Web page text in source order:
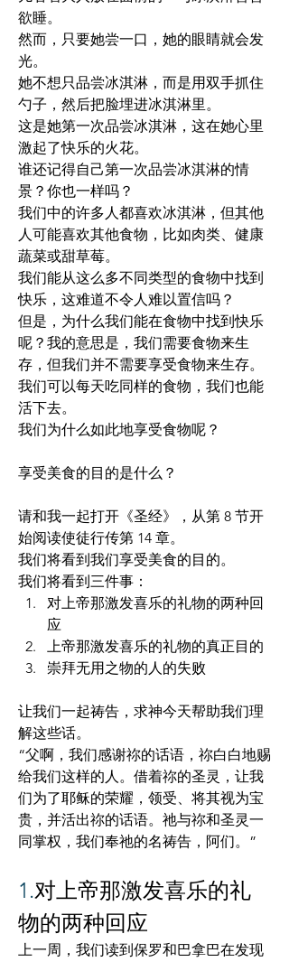
欲睡。
然而，只要她尝一口，她的眼睛就会发
光。
她不想只品尝冰淇淋，而是用双手抓住
勺子，然后把脸埋进冰淇淋里。
这是她第一次品尝冰淇淋，这在她心里
激起了快乐的火花。
谁还记得自己第一次品尝冰淇淋的情
景？你也一样吗？
我们中的许多人都喜欢冰淇淋，但其他
人可能喜欢其他食物，比如肉类、健康
蔬菜或甜草莓。
我们能从这么多不同类型的食物中找到
快乐，这难道不令人难以置信吗？
但是，为什么我们能在食物中找到快乐
呢？我的意思是，我们需要食物来生
存，但我们并不需要享受食物来生存。
我们可以每天吃同样的食物，我们也能
活下去。
我们为什么如此地享受食物呢？
享受美食的目的是什么？
请和我一起打开《圣经》，从第 8 节开
始阅读使徒行传第 14 章。
我们将看到我们享受美食的目的。
我们将看到三件事：
对上帝那激发喜乐的礼物的两种回
应
上帝那激发喜乐的礼物的真正目的
崇拜无用之物的人的失败
让我们一起祷告，求神今天帮助我们理
解这些话。
“父啊，我们感谢祢的话语，祢白白地赐
给我们这样的人。借着祢的圣灵，让我
们为了耶稣的荣耀，领受、将其视为宝
贵，并活出祢的话语。祂与祢和圣灵一
同掌权，我们奉祂的名祷告，阿们。”
1.对上帝那激发喜乐的礼
物的两种回应
上一周，我们读到保罗和巴拿巴在发现